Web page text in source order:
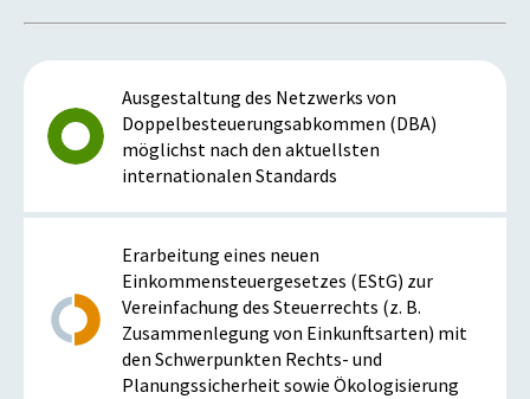
Ausgestaltung des Netzwerks von
Doppelbesteuerungsabkommen (DBA)
möglichst nach den aktuellsten
internationalen Standards
Erarbeitung eines neuen
Einkommensteuergesetzes (EStG) zur
Vereinfachung des Steuerrechts (z. B.
Zusammenlegung von Einkunftsarten) mit
den Schwerpunkten Rechts- und
Planungssicherheit sowie Ökologisierung